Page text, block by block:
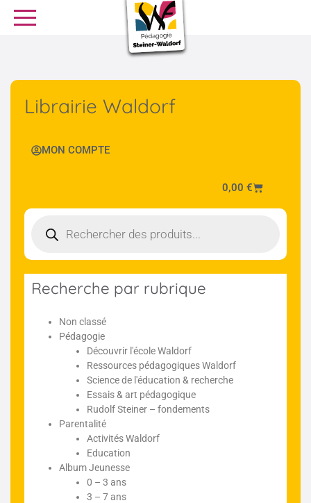
SE FORMER
Librairie Presse
Librairie Waldorf
MON COMPTE
0,00 €
Recherche par rubrique
Non classé
Pédagogie
Découvrir l'école Waldorf
Ressources pédagogiques Waldorf
Science de l'éducation & recherche
Essais & art pédagogique
Rudolf Steiner – fondements
Parentalité
Activités Waldorf
Education
Album Jeunesse
0 – 3 ans
3 – 7 ans